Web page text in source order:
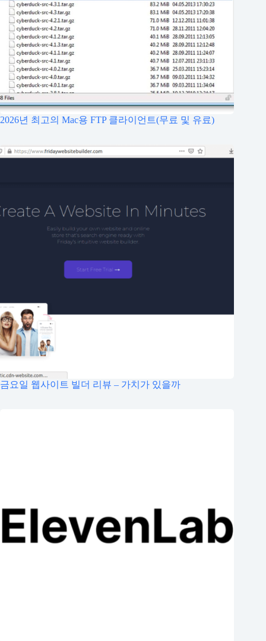
2026년 최고의 Mac용 FTP 클라이언트(무료 및 유료)
금요일 웹사이트 빌더 리뷰 – 가치가 있을까